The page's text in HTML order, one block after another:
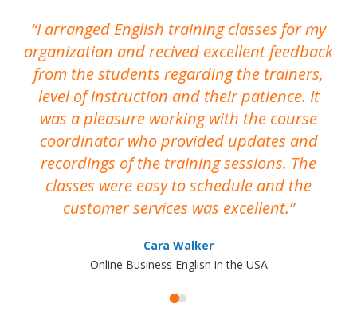
I arranged English training classes for my
organization and recived excellent feedback
from the students regarding the trainers,
level of instruction and their patience. It
was a pleasure working with the course
coordinator who provided updates and
recordings of the training sessions. The
classes were easy to schedule and the
customer services was excellent.
Cara Walker
Online Business English in the USA